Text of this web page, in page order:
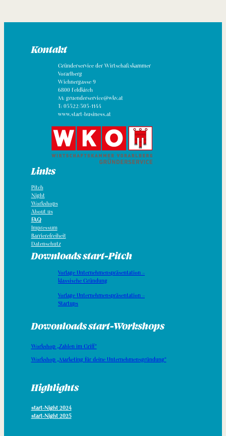
Kontakt
Gründerservice der Wirtschaftskammer
Vorarlberg
Wichnergasse 9
6800 Feldkirch
M: gruenderservice@wkv.at
T: 05522/305-1144
www.start-business.at
Links
Pitch
Night
Workshops
About us
FAQ
Impressum
Barrierefreiheit
Datenschutz
Downloads start-Pitch
Vorlage Unternehmenspräsentation –
klassische Gründung
Vorlage Unternehmenspräsentation –
Startups
Dowonloads start-Workshops
Workshop „Zahlen im Griff“
Workshop „Marketing für deine Unternehmensgründung“
Highlights
start-Night 2024
start-Night 2025